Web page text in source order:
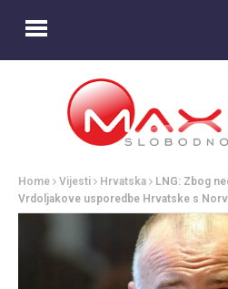
Home Vijesti Hrvatska
LNG: Zbog
Vrdoljakove usporedbe Hrvatske s